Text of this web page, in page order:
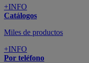
+INFO
Catálogos
Miles de productos
+INFO
Por teléfono